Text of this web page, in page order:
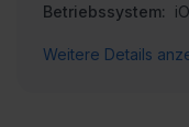
Betriebssystem:
Weitere Details